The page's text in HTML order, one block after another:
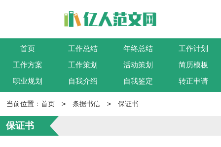
首页 工作总结 年终总结 工作计划
工作方案 工作策划 活动策划 简历模板
职业规划 自我介绍 自我鉴定 转正申请
当前位置：首页 > 条据书信 > 保证书
保证书